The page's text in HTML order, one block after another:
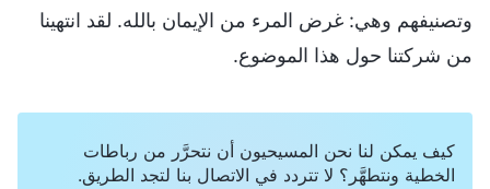
وتصنيفهم وهي: غرض المرء من الإيمان بالله. لقد انتهينا
من شركتنا حول هذا الموضوع.
كيف يمكن لنا نحن المسيحيون أن نتحرَّر من رباطات
الخطية ونتطهَّر؟ لا تتردد في الاتصال بنا لتجد الطريق.